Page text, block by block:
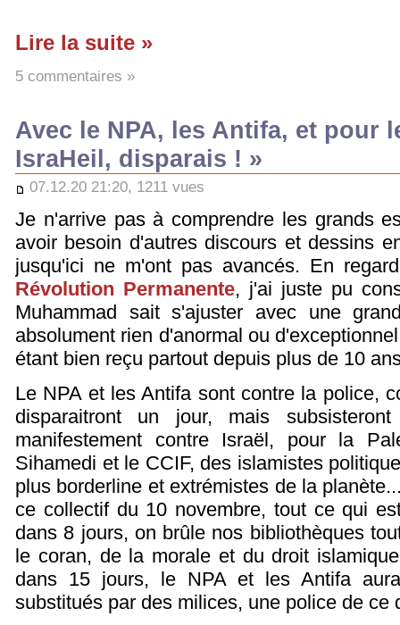
Lire la suite »
5 commentaires »
Avec le NPA, les Antifa, et pour
IsraHeil, disparais ! »
07.12.20 21:20, 1211 vues
Je n'arrive pas à comprendre les grands
avoir besoin d'autres discours et dessins
jusqu'ici ne m'ont pas avancés. En
Révolution Permanente, j'ai juste pu
Muhammad sait s'ajuster avec une
absolument rien d'anormal ou
étant bien reçu partout depuis plus de 10
Le NPA et les Antifa sont contre la police,
disparaitront un jour, mais
manifestement contre Israël, pour la
Sihamedi et le CCIF, des islamistes
plus borderline et extrémistes de la
ce collectif du 10 novembre, tout ce qui
dans 8 jours, on brûle nos bibliothèques
le coran, de la morale et du droit
dans 15 jours, le NPA et les Antifa
substitués par des milices, une police de ce